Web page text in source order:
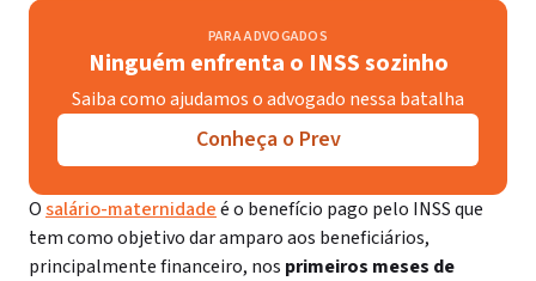
PARA ADVOGADOS
Ninguém enfrenta o INSS sozinho
Saiba como ajudamos o advogado nessa batalha
Conheça o Prev
Osalário-maternidadeé o benefício pago pelo INSS que
tem como objetivo dar amparo aos beneficiários,
principalmente financeiro, nos primeiros meses de